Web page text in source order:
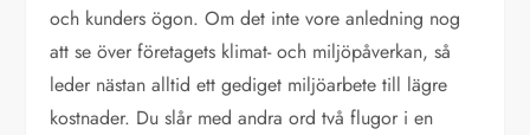
och kunders ögon. Om det inte vore anledning nog
att se över företagets klimat- och miljöpåverkan, så
leder nästan alltid ett gediget miljöarbete till lägre
kostnader. Du slår med andra ord två flugor i en